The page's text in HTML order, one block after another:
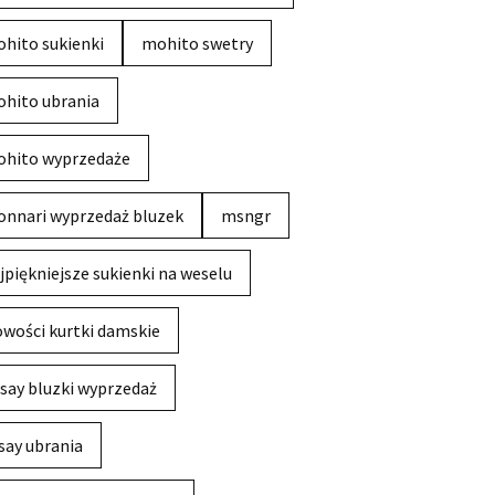
sukienki mohito swetry
ubrania
wyprzedaże
wyprzedaż bluzek msngr
sukienki na weselu
kurtki damskie
bluzki wyprzedaż
ubrania